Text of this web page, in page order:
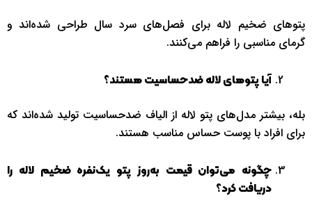
پتوهای ضخیم لاله برای فصل‌های سرد سال طراحی شده‌اند و
گرمای مناسبی را فراهم می‌کنند.
آیا پتوهای لاله ضدحساسیت هستند؟
بله، بیشتر مدل‌های پتو لاله از الیاف ضدحساسیت تولید شده‌اند که
برای افراد با پوست حساس مناسب هستند.
چگونه می‌توان قیمت به‌روز پتو یک‌نفره ضخیم لاله را
دریافت کرد؟